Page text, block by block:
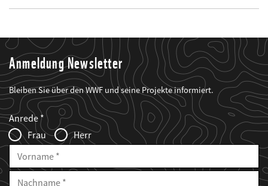
Anmeldung Newsletter
Bleiben Sie über den WWF und seine Projekte informiert.
Web2Case
Infofelder
Fieldset
anrede_name
Anrede
Frau
Herr
Vorname